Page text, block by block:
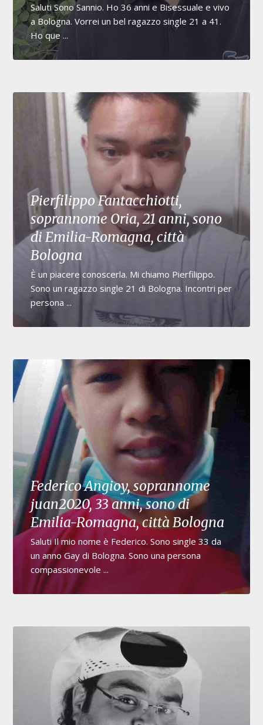
Saluti Sono Sannio. Ho 36 anni e Bisessuale e vivo
a Bologna. Vorrei un bel ragazzo single 21 a 41.
Ho que ...
Pierfilippo Fantacchiotti,
soprannome Oria, 21 anni, sono
di Emilia-Romagna, città
Bologna
È un piacere conoscerla. Mi chiamo Pierfilippo.
Sono un ragazzo single 21 di Bologna. Incontri per
persona ...
Federico Angioy, soprannome
juan2020, 33 anni, sono di
Emilia-Romagna, città Bologna
Saluti Il mio nome è Federico. Sono single 33 da
un anno Gay di Bologna. Sono una persona
compassionevole ...